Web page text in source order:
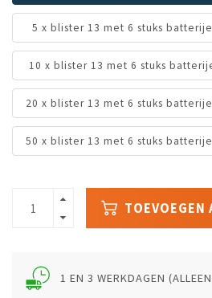
5 x blister 13 met 6 stuks
10 x blister 13 met 6 stuks
20 x blister 13 met 6 stuks
50 x blister 13 met 6 stuks
TOEVOEGEN
1 EN 3 WERKDAGEN